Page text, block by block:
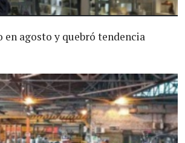
en agosto y quebró tendencia